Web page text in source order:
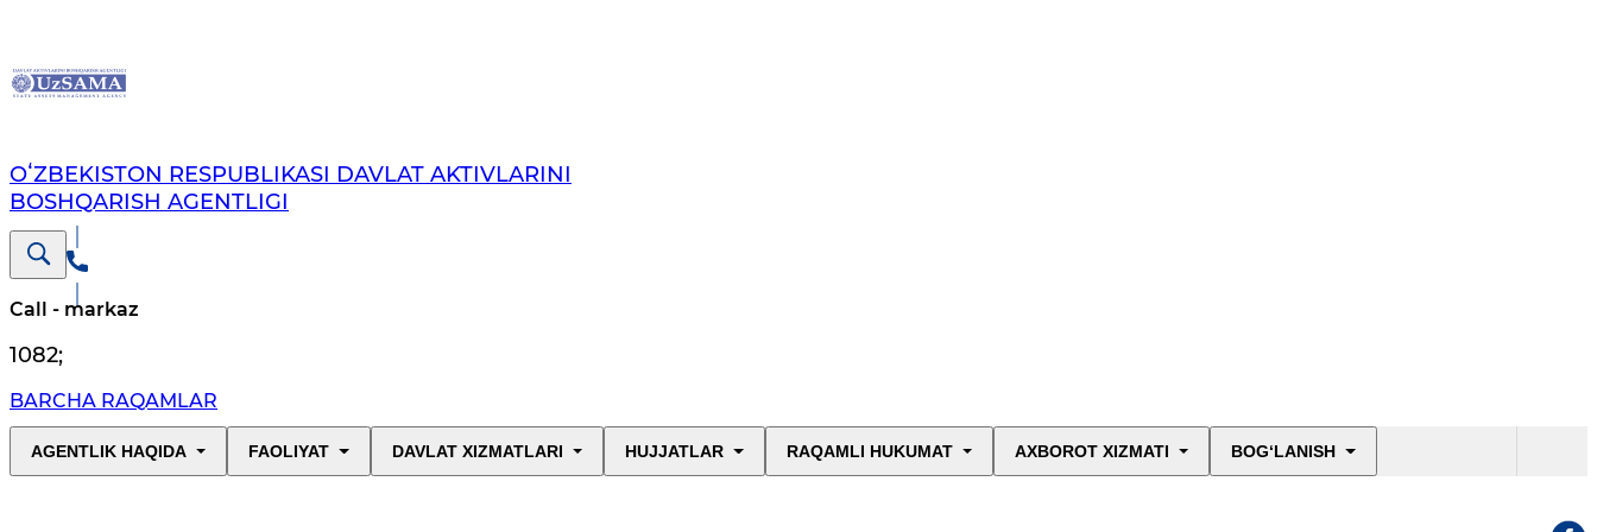
OʻZBEKISTON RESPUBLIKASI DAVLAT AKTIVLARINI
BOSHQARISH AGENTLIGI
Call - markaz
1082;
BARCHA RAQAMLAR
AGENTLIK HAQIDA FAOLIYAT DAVLAT XIZMATLARI HUJJATLAR RAQAMLI HUKUMAT AXBOROT XIZMATI BOG‘LANISH